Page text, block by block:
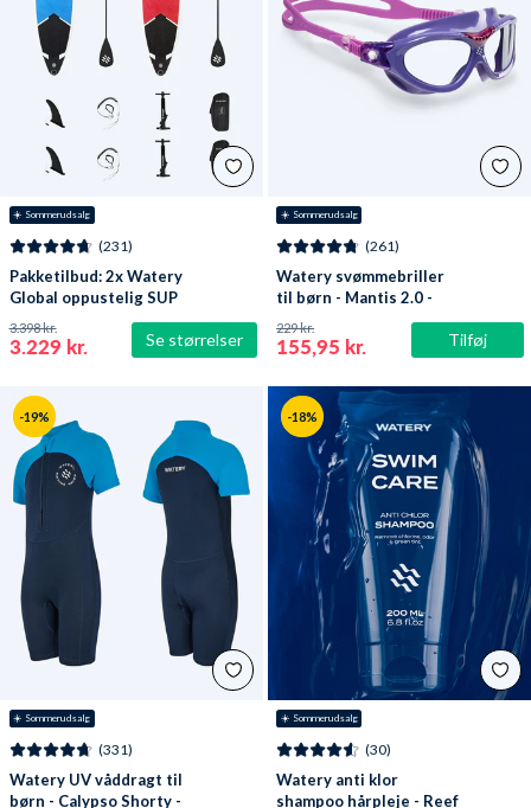
☀️ Sommerudsalg
Se størrelser
(231)
Pakketilbud: 2x Watery
Global oppustelig SUP
PaddleBoard 10'6
3.229 kr.
3.398 kr.
☀️ Sommerudsalg
Tilføj
(261)
Watery svømmebriller
til børn - Mantis 2.0 -
Lilla/klar
155,95 kr.
229 kr.
-19%
☀️ Sommerudsalg
(331)
Watery UV våddragt til
børn - Calypso Shorty -
-18%
☀️ Sommerudsalg
(30)
Watery anti klor
shampoo hårpleje - Reef